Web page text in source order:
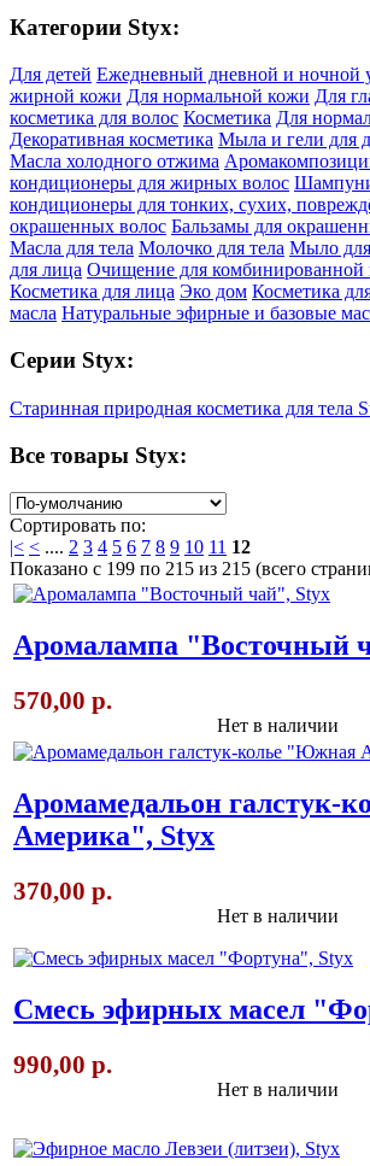
Категории Styx:
Для детей Ежедневный дневной и ночной
жирной кожи Для нормальной кожи Для
косметика для волос Косметика Для
Декоративная косметика Мыла и гели для
Масла холодного отжима
кондиционеры для жирных волос
кондиционеры для тонких, сухих,
окрашенных волос Бальзамы для
Масла для тела Молочко для тела Мыло для
для лица Очищение для комбинированной
Косметика для лица Эко дом Косметика
масла Натуральные эфирные и базовые
Серии Styx:
Старинная природная косметика для тела
Все товары Styx:
Сортировать по:
|< < .... 2 3 4 5 6 7 8 9 10 11 12
Показано с 199 по 215 из 215 (всего
Аромалампа "Восточный
570,00 р.
Нет в наличии
Аромамедальон галстук-
Америка", Styx
370,00 р.
Нет в наличии
Смесь эфирных масел
990,00 р.
Нет в наличии